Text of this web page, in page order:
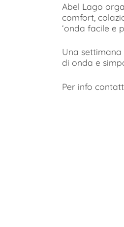
Abel Lago
comfort,
‘onda facile e
Una
di onda e
Per info